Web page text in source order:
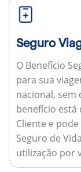
Seguro
O Benefício
para sua
nacional, sem
benefício está
Cliente e
Seguro de
utilização por